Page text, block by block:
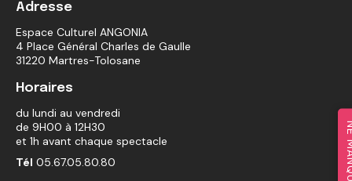
Adresse
Espace Culturel ANGONIA
4 Place Général Charles de Gaulle
31220 Martres-Tolosane
Horaires
du lundi au vendredi
de 9H00 à 12H30
et 1h avant chaque spectacle
Tél 05.67.05.80.80